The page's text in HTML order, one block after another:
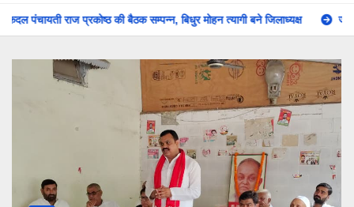
बैठक सम्पन्न, बिधुर मोहन त्यागी बने जिलाध्यक्ष जनेश्वर मिश्र के आदर्शों पर चलकर